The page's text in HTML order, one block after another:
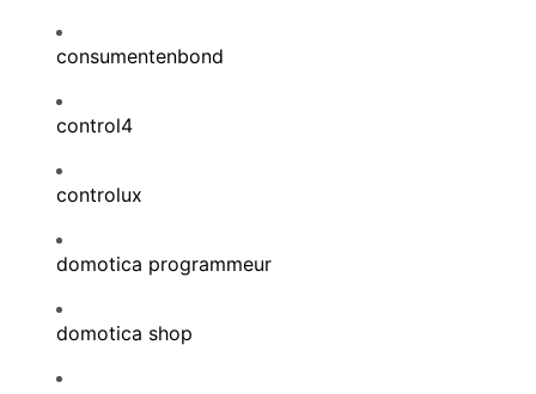
consumentenbond
control4
controlux
domotica programmeur
domotica shop